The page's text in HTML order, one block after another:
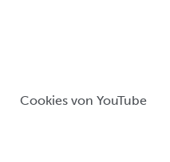
Cookies von YouTube